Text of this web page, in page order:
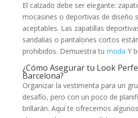
El calzado debe ser elegante:
mocasines o deportivas de diseño
aceptables. Las zapatillas
sandalias o pantalones cortos
prohibidos. Demuestra tu moda Y
¿Cómo Asegurar tu Look
Barcelona?
Organizar la vestimenta para un
desafío, pero con un poco de
brillarán. Aquí te ofrecemos